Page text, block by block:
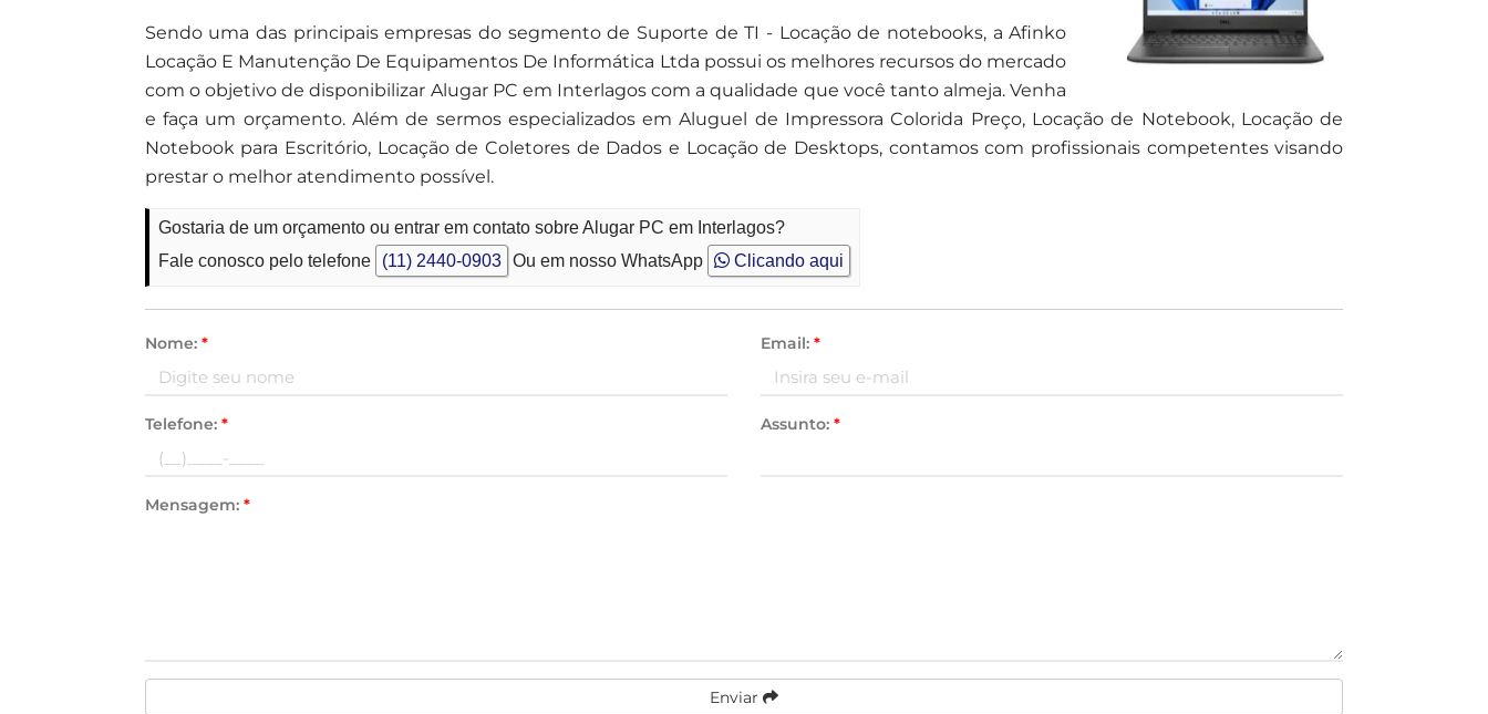
Sendo uma das principais empresas do segmento de Suporte de TI - Locação de notebooks, a Afinko
Locação E Manutenção De Equipamentos De Informática Ltda possui os melhores recursos do mercado
com o objetivo de disponibilizar Alugar PC em Interlagos com a qualidade que você tanto almeja. Venha
e faça um orçamento. Além de sermos especializados em Aluguel de Impressora Colorida Preço, Locação de Notebook, Locação de
Notebook para Escritório, Locação de Coletores de Dados e Locação de Desktops, contamos com profissionais competentes visando
prestar o melhor atendimento possível.
Gostaria de um orçamento ou entrar em contato sobre Alugar PC em Interlagos?
Fale conosco pelo telefone
(11) 2440-0903 Ou em nosso WhatsApp Clicando aqui
Nome: * Email: *
Telefone: * Assunto: *
Mensagem: *
Enviar